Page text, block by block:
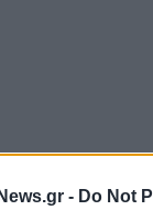
- Do Not